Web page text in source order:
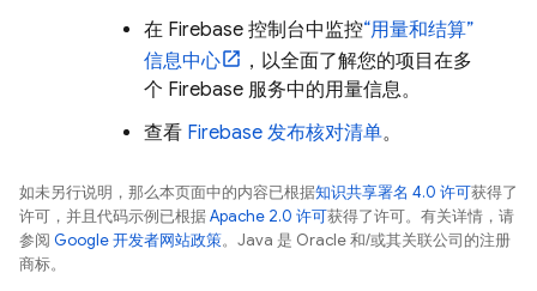
在 Firebase 控制台中监控“用量和结算”
信息中心
，以全面了解您的项目在多
个 Firebase 服务中的用量信息。
查看 Firebase 发布核对清单。
如未另行说明，那么本页面中的内容已根据知识共享署名 4.0 许可获得了
许可，并且代码示例已根据Apache 2.0 许可获得了许可。有关详情，请
参阅 Google 开发者网站政策。Java 是 Oracle 和/或其关联公司的注册
商标。